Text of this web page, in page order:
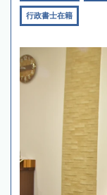
行政書士在籍